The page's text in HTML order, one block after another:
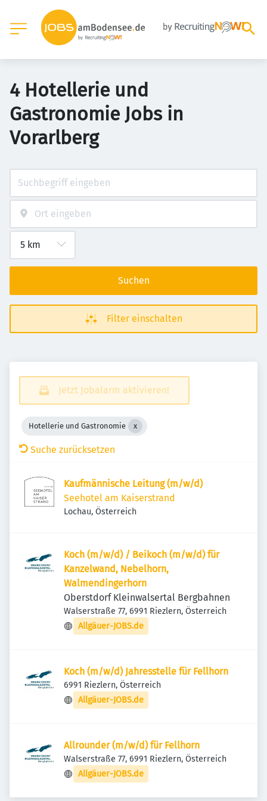
4 Hotellerie und
Gastronomie Jobs in
Vorarlberg
Suchen
Filter einschalten
Jetzt Jobalarm aktivieren!
Hotellerie und Gastronomie
Suche zurücksetzen
Kaufmännische Leitung (m/w/d)
Seehotel am Kaiserstrand
Lochau, Österreich
Koch (m/w/d) / Beikoch (m/w/d) für
Kanzelwand, Nebelhorn,
Walmendingerhorn
Oberstdorf Kleinwalsertal Bergbahnen
Walserstraße 77, 6991 Riezlern, Österreich
Allgäuer-JOBS.de
Koch (m/w/d) Jahresstelle für Fellhorn
6991 Riezlern, Österreich
Allgäuer-JOBS.de
Allrounder (m/w/d) für Fellhorn
Walserstraße 77, 6991 Riezlern, Österreich
Allgäuer-JOBS.de